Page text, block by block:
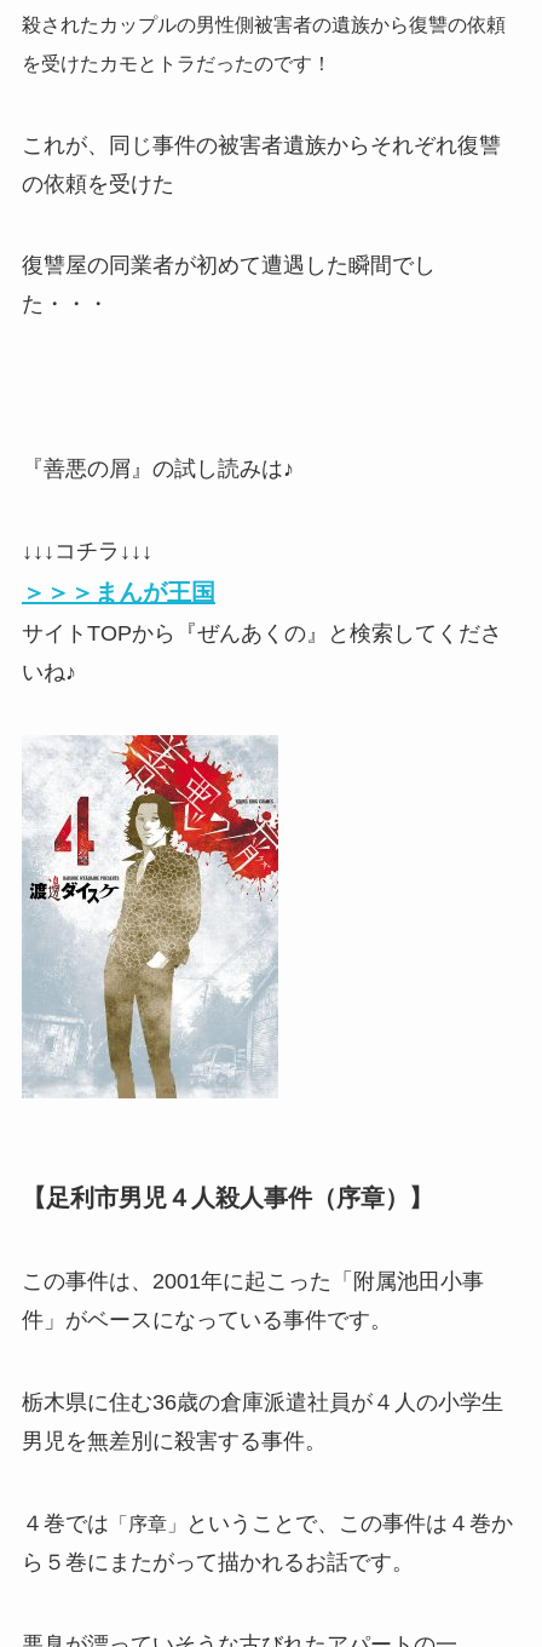
殺されたカップルの男性側被害者の遺族から復讐の依頼
を受けたカモとトラだったのです！
これが、同じ事件の被害者遺族からそれぞれ復讐
の依頼を受けた
復讐屋の同業者が初めて遭遇した瞬間でし
た・・・
『善悪の屑』の試し読みは♪
↓↓↓コチラ↓↓↓
＞＞＞まんが王国
サイトTOPから『ぜんあくの』と検索してくださ
いね♪
【足利市男児４人殺人事件（序章）】
この事件は、2001年に起こった「附属池田小事
件」がベースになっている事件です。
栃木県に住む36歳の倉庫派遣社員が４人の小学生
男児を無差別に殺害する事件。
４巻では 「序章」
ということで、この事件は４巻か
ら５巻にまたがって描かれるお話です。